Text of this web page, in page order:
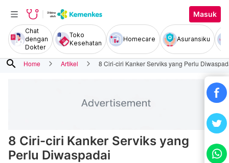
Masuk
Chat
dengan
Dokter
Toko
Kesehatan
Homecare Asuransiku
search Home Artikel 8 Ciri-ciri Kanker Serviks yang Perlu
8 Ciri-ciri Kanker Serviks yang
Perlu Diwaspadai